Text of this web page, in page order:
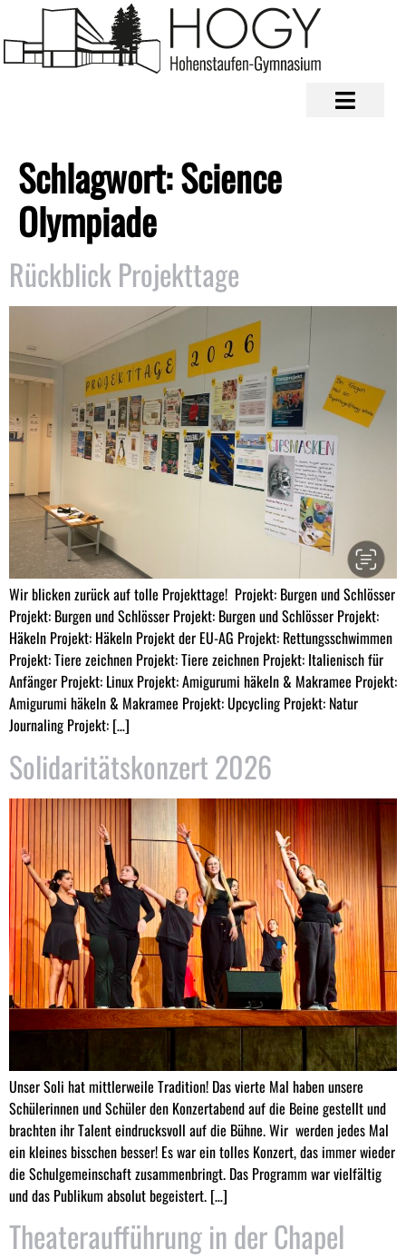
Schlagwort:Science
Olympiade
Rückblick Projekttage
Wir blicken zurück auf tolle Projekttage! Projekt: Burgen und Schlösser
Projekt: Burgen und Schlösser Projekt: Burgen und Schlösser Projekt:
Häkeln Projekt: Häkeln Projekt der EU-AG Projekt: Rettungsschwimmen
Projekt: Tiere zeichnen Projekt: Tiere zeichnen Projekt: Italienisch für
Anfänger Projekt: Linux Projekt: Amigurumi häkeln & Makramee Projekt:
Amigurumi häkeln & Makramee Projekt: Upcycling Projekt: Natur
Journaling Projekt: […]
Solidaritätskonzert 2026
Unser Soli hat mittlerweile Tradition! Das vierte Mal haben unsere
Schülerinnen und Schüler den Konzertabend auf die Beine gestellt und
brachten ihr Talent eindrucksvoll auf die Bühne. Wir werden jedes Mal
ein kleines bisschen besser! Es war ein tolles Konzert, das immer wieder
die Schulgemeinschaft zusammenbringt. Das Programm war vielfältig
und das Publikum absolut begeistert. […]
Theateraufführung in der Chapel